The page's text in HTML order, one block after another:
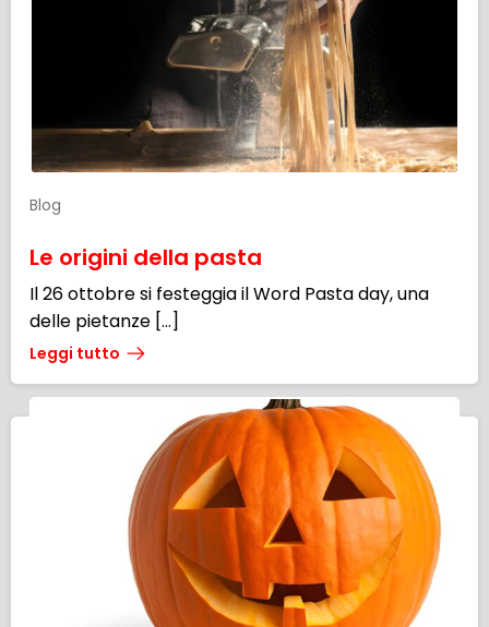
Blog
Le origini della pasta
Il 26 ottobre si festeggia il Word Pasta day, una
delle pietanze […]
Leggi tutto